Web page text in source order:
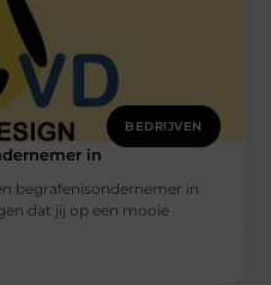
BEDRIJVEN
in
begrafenisondernemer in
dat jij op een mooie